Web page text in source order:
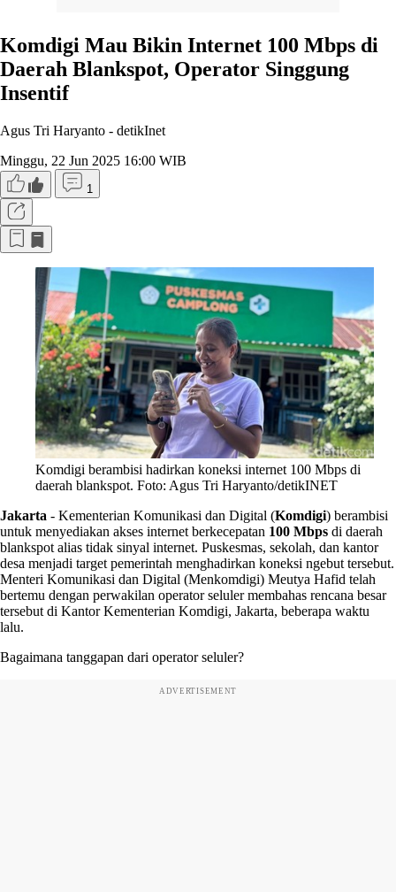
Komdigi Mau Bikin Internet 100 Mbps di
Daerah Blankspot, Operator Singgung
Insentif
Agus Tri Haryanto - detikInet
Minggu, 22 Jun 2025 16:00 WIB
1
Komdigi berambisi hadirkan koneksi internet 100 Mbps di
daerah blankspot. Foto: Agus Tri Haryanto/detikINET
Jakarta - Kementerian Komunikasi dan Digital (Komdigi) berambisi
untuk menyediakan akses internet berkecepatan 100 Mbps di daerah
blankspot alias tidak sinyal internet. Puskesmas, sekolah, dan kantor
desa menjadi target pemerintah menghadirkan koneksi ngebut tersebut.
Menteri Komunikasi dan Digital (Menkomdigi) Meutya Hafid telah
bertemu dengan perwakilan operator seluler membahas rencana besar
tersebut di Kantor Kementerian Komdigi, Jakarta, beberapa waktu
lalu.
Bagaimana tanggapan dari operator seluler?
ADVERTISEMENT